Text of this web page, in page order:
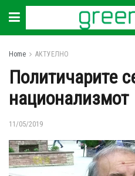
Home АКТУЕЛНО
Политичарите
национализмот
11/05/2019